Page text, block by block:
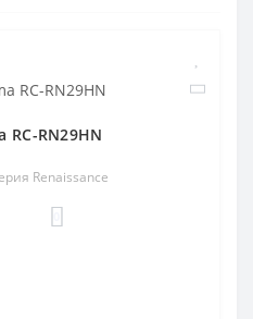
RC-RN29HN
Renaissance